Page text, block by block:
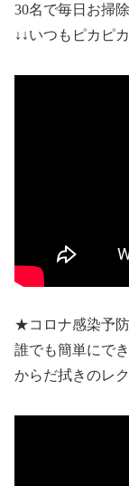
30名で毎日お掃
↓↓いつもピカピ
★コロナ感染予
誰でも簡単にで
からだ拭きのレ